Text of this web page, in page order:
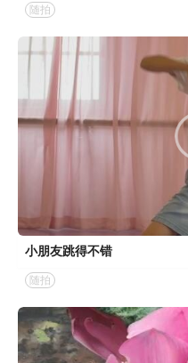
随拍
小朋友跳得不错
随拍